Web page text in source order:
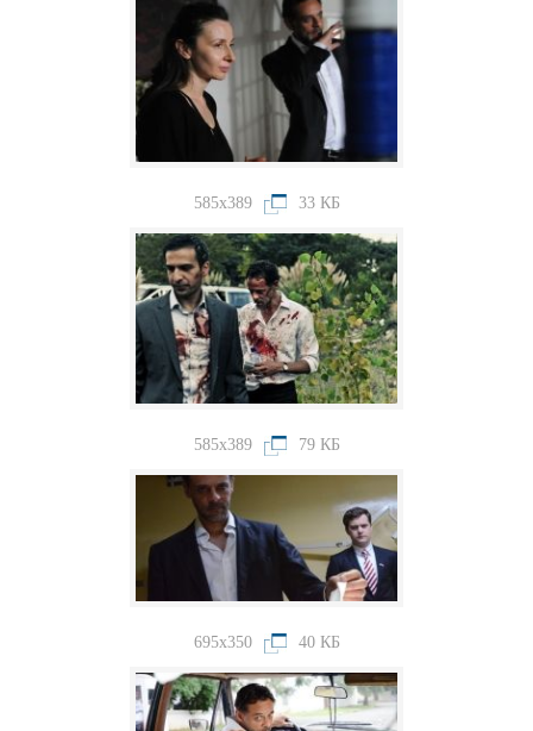
585x389 33 КБ
585x389 79 КБ
695x350 40 КБ